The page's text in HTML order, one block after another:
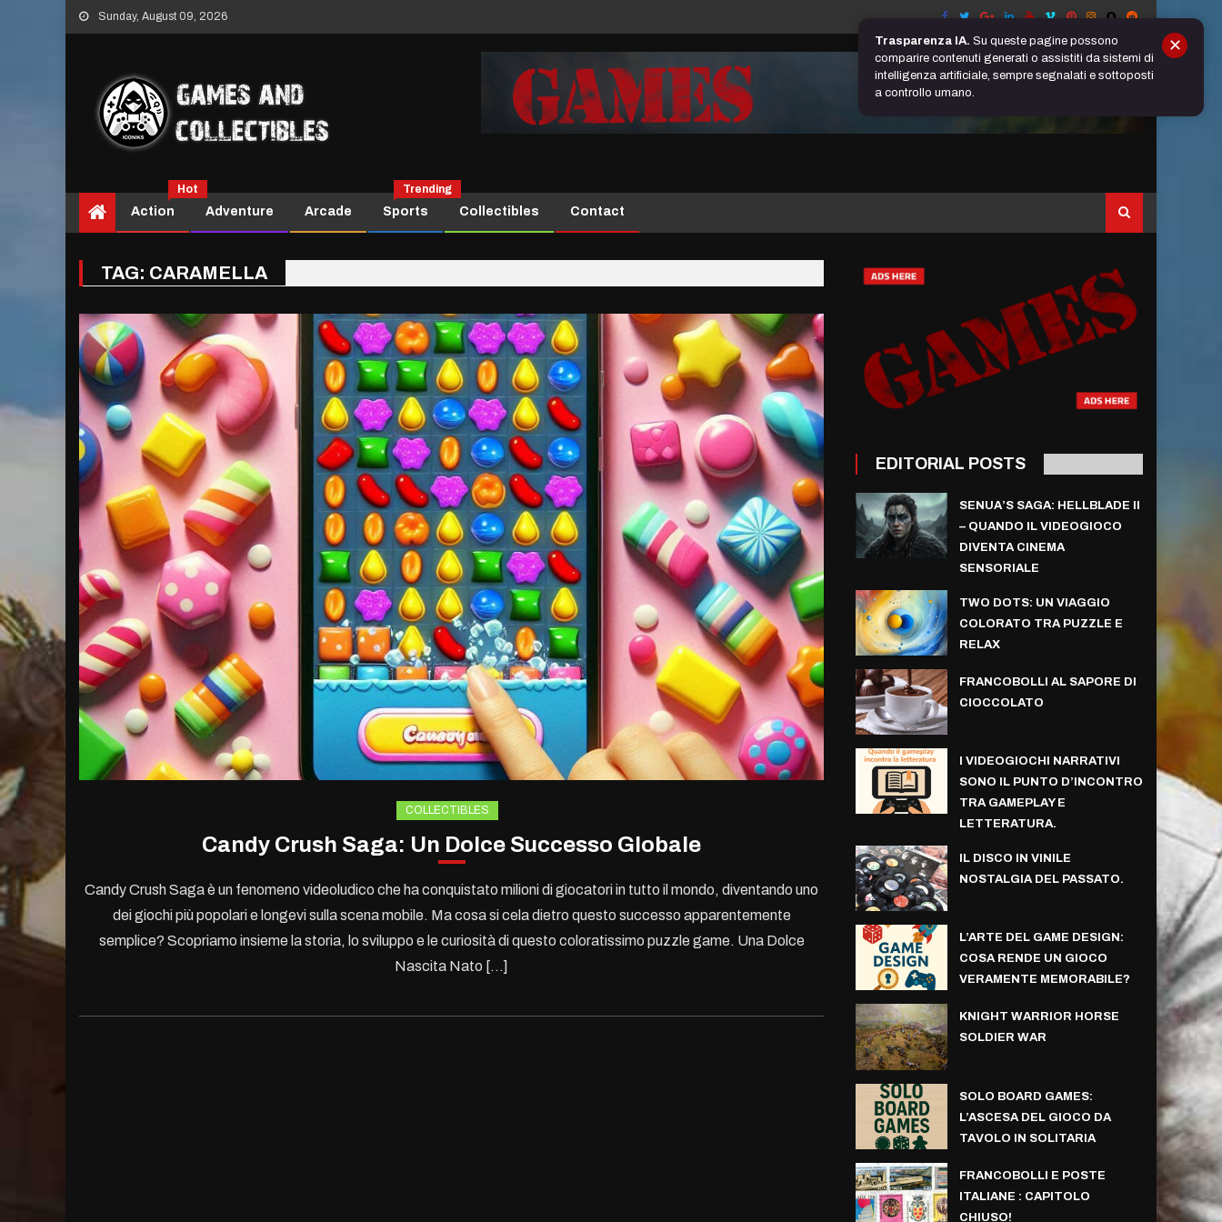
Skip
to
Sunday, August 09, 2026
Action
Hot
Adventure Arcade Sports
Trending
Collectibles Contact
TAG: CARAMELLA
COLLECTIBLES
Candy Crush Saga: Un Dolce Successo Globale
Candy Crush Saga è un fenomeno videoludico che ha conquistato milioni di giocatori in tutto il mondo, diventando uno
dei giochi più popolari e longevi sulla scena mobile. Ma cosa si cela dietro questo successo apparentemente
semplice? Scopriamo insieme la storia, lo sviluppo e le curiosità di questo coloratissimo puzzle game. Una Dolce
Nascita Nato […]
EDITORIAL POSTS
SENUA’S SAGA: HELLBLADE II
– QUANDO IL VIDEOGIOCO
DIVENTA CINEMA
SENSORIALE
TWO DOTS: UN VIAGGIO
COLORATO TRA PUZZLE E
RELAX
FRANCOBOLLI AL SAPORE DI
CIOCCOLATO
I VIDEOGIOCHI NARRATIVI
SONO IL PUNTO D’INCONTRO
TRA GAMEPLAY E
LETTERATURA.
IL DISCO IN VINILE
NOSTALGIA DEL PASSATO.
L’ARTE DEL GAME DESIGN:
COSA RENDE UN GIOCO
VERAMENTE MEMORABILE?
KNIGHT WARRIOR HORSE
SOLDIER WAR
SOLO BOARD GAMES:
L’ASCESA DEL GIOCO DA
TAVOLO IN SOLITARIA
FRANCOBOLLI E POSTE
ITALIANE : CAPITOLO
CHIUSO!
Trasparenza IA. Su queste pagine possono
comparire contenuti generati o assistiti da sistemi di
intelligenza artificiale, sempre segnalati e sottoposti
a controllo umano.
✕